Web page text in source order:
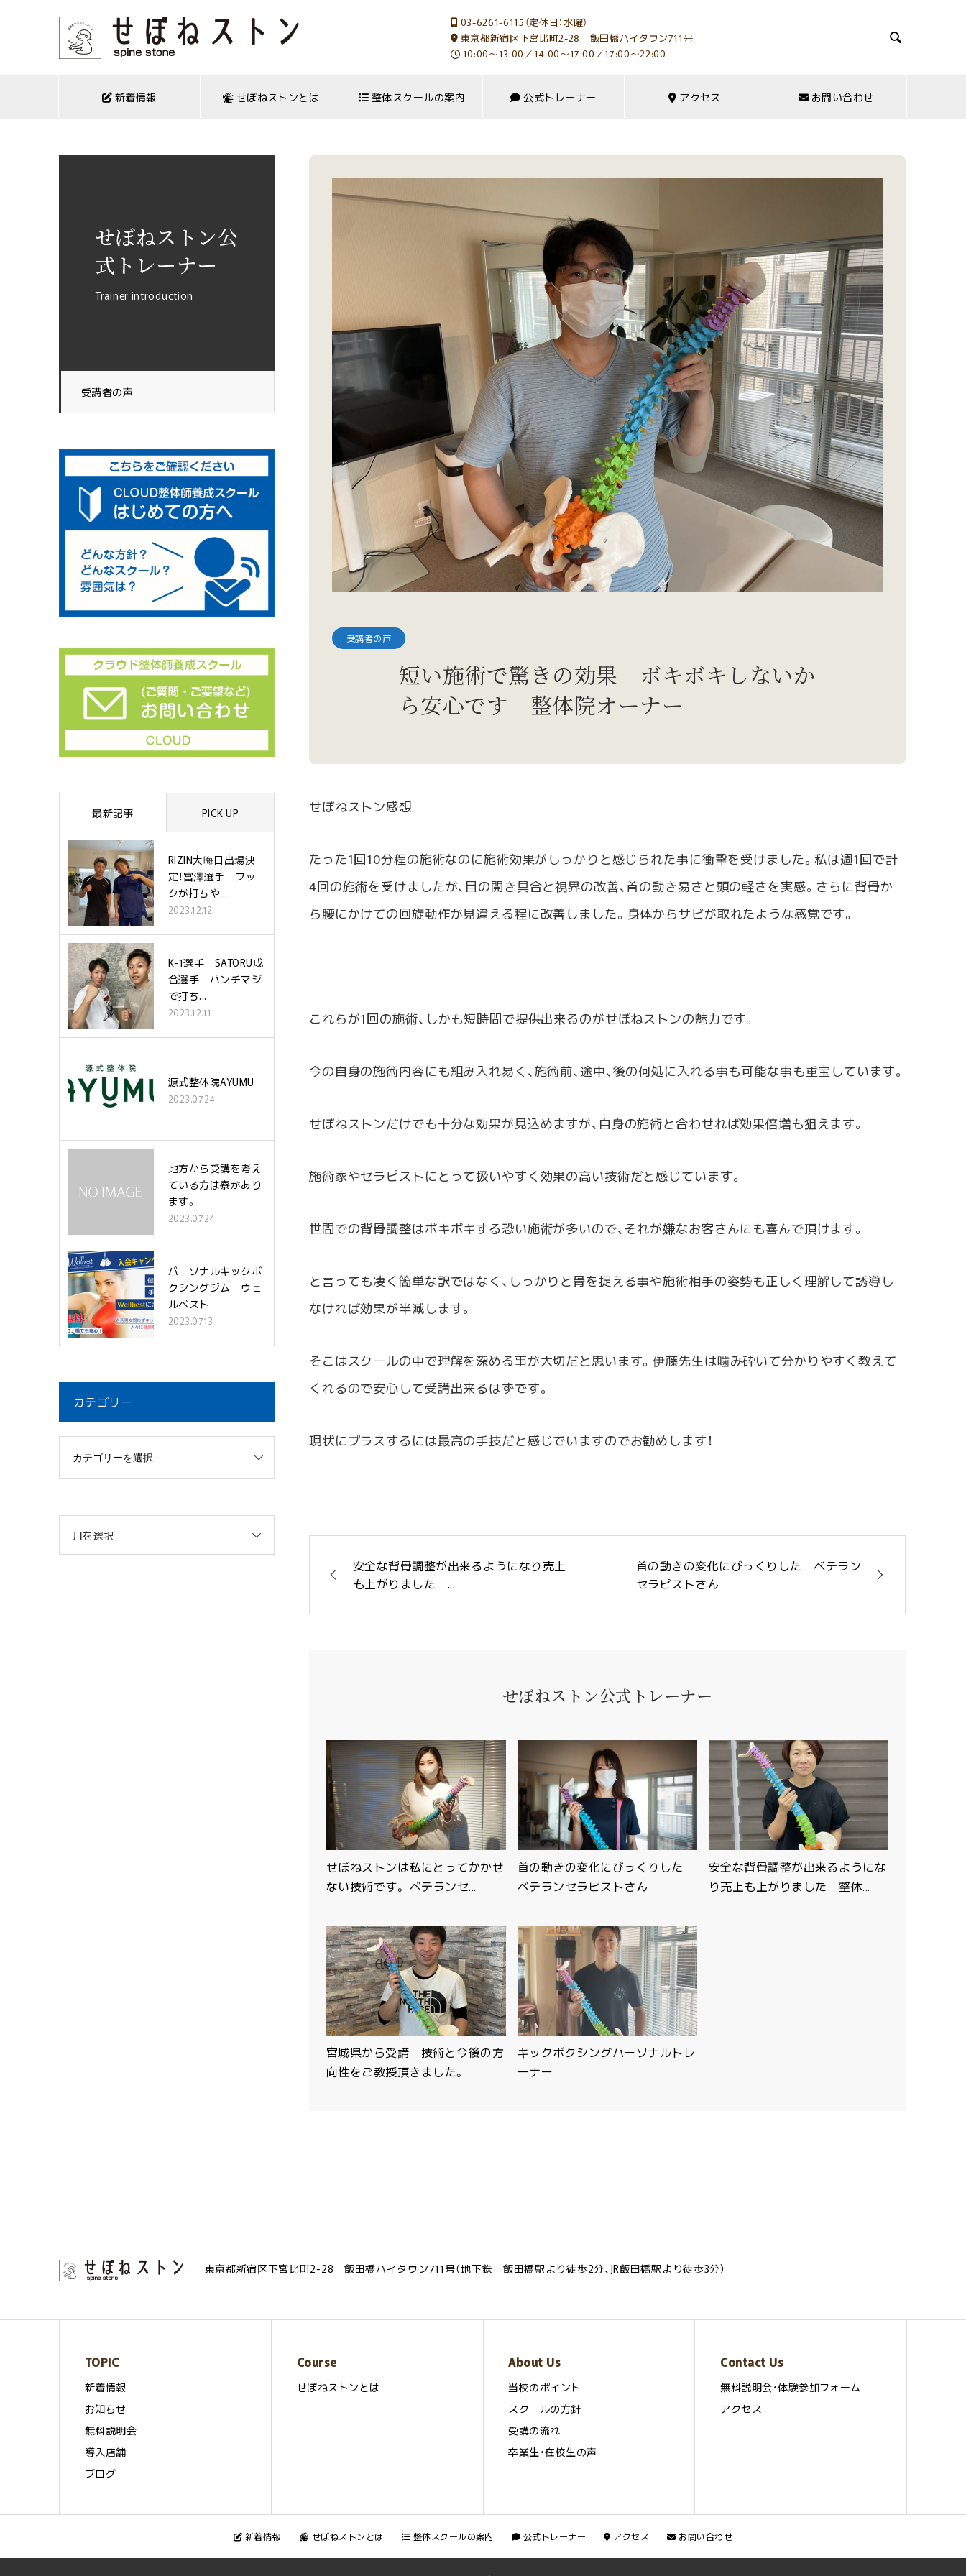
03-6261-6115（定休日：水曜）
東京都新宿区下宮比町2-28 飯田橋ハイタウン711号
10:00～13:00／14:00～17:00／17:00～22:00

新着情報 せぼねストンとは 整体スクールの案内 公式トレーナー アクセス お問い合わせ
せぼねストン公
式トレーナー
Trainer introduction
受講者の声
受講者の声
短い施術で驚きの効果 ボキボキしないか
ら安心です 整体院オーナー
せぼねストン感想
たった1回10分程の施術なのに施術効果がしっかりと感じられた事に衝撃を受けました。私は週1回で計
4回の施術を受けましたが、目の開き具合と視界の改善、首の動き易さと頭の軽さを実感。さらに背骨か
ら腰にかけての回旋動作が見違える程に改善しました。身体からサビが取れたような感覚です。
これらが1回の施術、しかも短時間で提供出来るのがせぼねストンの魅力です。
今の自身の施術内容にも組み入れ易く、施術前、途中、後の何処に入れる事も可能な事も重宝しています。
せぼねストンだけでも十分な効果が見込めますが、自身の施術と合わせれば効果倍増も狙えます。
施術家やセラピストにとって扱いやすく効果の高い技術だと感じています。
世間での背骨調整はボキボキする恐い施術が多いので、それが嫌なお客さんにも喜んで頂けます。
と言っても凄く簡単な訳ではなく、しっかりと骨を捉える事や施術相手の姿勢も正しく理解して誘導し
なければ効果が半減します。
そこはスクールの中で理解を深める事が大切だと思います。伊藤先生は噛み砕いて分かりやすく教えて
くれるので安心して受講出来るはずです。
現状にプラスするには最高の手技だと感じでいますのでお勧めします！
安全な背骨調整が出来るようになり売上
も上がりました ...
首の動きの変化にびっくりした ベテラン
セラピストさん
せぼねストン公式トレーナー
せぼねストンは私にとってかかせ
ない技術です。 ベテランセ...
首の動きの変化にびっくりした
ベテランセラピストさん
安全な背骨調整が出来るようにな
り売上も上がりました 整体...
宮城県から受講 技術と今後の方
向性をご教授頂きました。
キックボクシングパーソナルトレ
ーナー
最新記事 PICK UP
RIZIN大晦日出場決
定！富澤選手 フッ
クが打ちや...
2023.12.12
K-1選手 SATORU成
合選手 パンチマジ
で打ち...
2023.12.11
源式整体院AYUMU
2023.07.24
地方から受講を考え
ている方は寮があり
ます。
2023.07.24
パーソナルキックボ
クシングジム ウェ
ルベスト
2023.07.13
カテゴリー
月を選択
東京都新宿区下宮比町2-28 飯田橋ハイタウン711号（地下鉄 飯田橋駅より徒歩2分、JR飯田橋駅より徒歩3分）
TOPIC
新着情報
お知らせ
無料説明会
導入店舗
ブログ
Course
せぼねストンとは
About Us
当校のポイント
スクールの方針
受講の流れ
卒業生・在校生の声
Contact Us
無料説明会・体験参加フォーム
アクセス
新着情報 せぼねストンとは 整体スクールの案内 公式トレーナー アクセス お問い合わせ